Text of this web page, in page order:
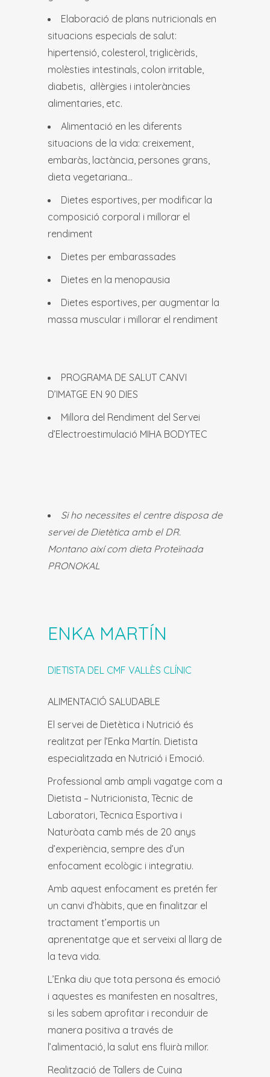
Elaboració de plans nutricionals en
situacions especials de salut:
hipertensió, colesterol, triglicèrids,
molèsties intestinals, colon irritable,
diabetis, al·lèrgies i intoleràncies
alimentaries, etc.
Alimentació en les diferents
situacions de la vida: creixement,
embaràs, lactància, persones grans,
dieta vegetariana…
Dietes esportives, per modificar la
composició corporal i millorar el
rendiment
Dietes per embarassades
Dietes en la menopausia
Dietes esportives, per augmentar la
massa muscular i millorar el rendiment
PROGRAMA DE SALUT CANVI
D’IMATGE EN 90 DIES
Millora del Rendiment del Servei
d’Electroestimulació MIHA BODYTEC
Si ho necessites el centre disposa de
servei de Dietètica amb el DR.
Montano així com dieta Proteïnada
PRONOKAL
ENKA MARTÍN
DIETISTA DEL CMF VALLÈS CLÍNIC
ALIMENTACIÓ SALUDABLE
El servei de Dietètica i Nutrició és
realitzat per l’Enka Martín. Dietista
especialitzada en Nutrició i Emoció.
Professional amb ampli vagatge com a
Dietista – Nutricionista, Tècnic de
Laboratori, Tècnica Esportiva i
Naturòata camb més de 20 anys
d’experiència, sempre des d’un
enfocament ecològic i integratiu.
Amb aquest enfocament es pretén fer
un canvi d’hàbits, que en finalitzar el
tractament t’emportis un
aprenentatge que et serveixi al llarg de
la teva vida.
L’Enka diu que tota persona és emoció
i aquestes es manifesten en nosaltres,
si les sabem aprofitar i reconduir de
manera positiva a través de
l’alimentació, la salut ens fluirà millor.
Realització de Tallers de Cuina